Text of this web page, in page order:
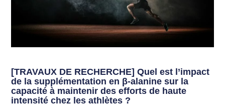
[TRAVAUX DE RECHERCHE] Quel est l’impact
de la supplémentation en β-alanine sur la
capacité à maintenir des efforts de haute
intensité chez les athlètes ?